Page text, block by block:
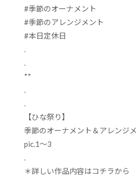
#季節のオーナメント
#季節のアレンジメント
#本日定休日
.
.
**
.
.
【ひな祭り】
季節のオーナメント＆アレンジ
pic.1～3
.
＊詳しい作品内容はコチラから